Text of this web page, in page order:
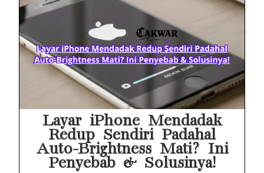
MAKI Soroti Penahanan Eks Jampidsus Febrie Adriansyah Tanpa Rompi Pink
Babak Baru Kasus Febrie Adriansyah, Rencana Praperadilan Penyitaan Emas dan Uang Tunai Jadi Sorotan
Baterai Apple Watch Cepat Boros? Ini Penyebab dan Cara Mengatasinya
HP Huawei Cepat Panas? Ini Penyebab Utama dan Cara Mengatasinya
Layar iPhone Mendadak
Redup Sendiri Padahal
Auto-Brightness Mati? Ini
Penyebab & Solusinya!